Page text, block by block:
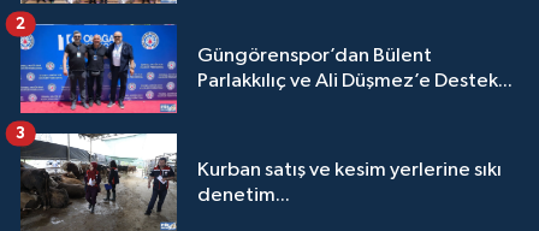
Güngörenspor’dan Bülent
Parlakkılıç ve Ali Düşmez’e Destek...
2
Kurban satış ve kesim yerlerine sıkı
denetim...
3